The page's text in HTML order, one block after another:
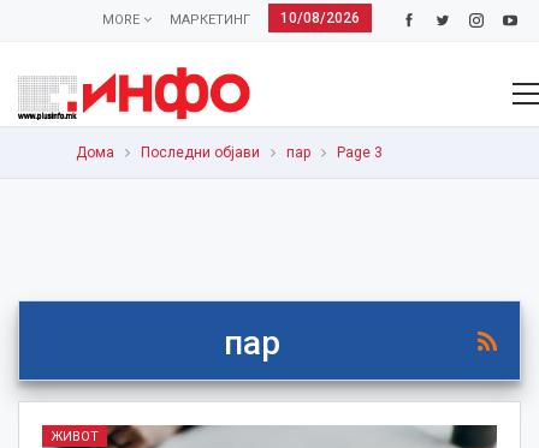
10/08/2026
МАРКЕТИНГ
MORE
Дома Последни објави пар Page 3
пар
ЖИВОТ